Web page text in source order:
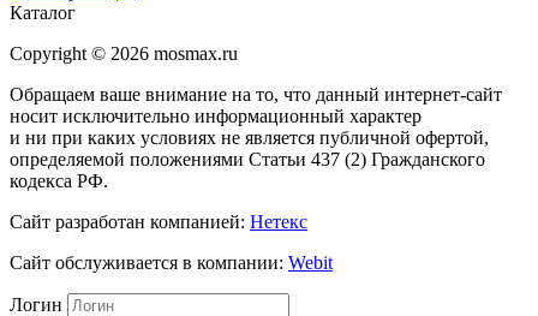
Каталог
Copyright © 2026 mosmax.ru
Обращаем ваше внимание на то, что данный интернет-сайт
носит исключительно информационный характер
и ни при каких условиях не является публичной офертой,
определяемой положениями Статьи 437 (2) Гражданского
кодекса РФ.
Сайт разработан компанией: Нетекс
Сайт обслуживается в компании: Webit
Логин